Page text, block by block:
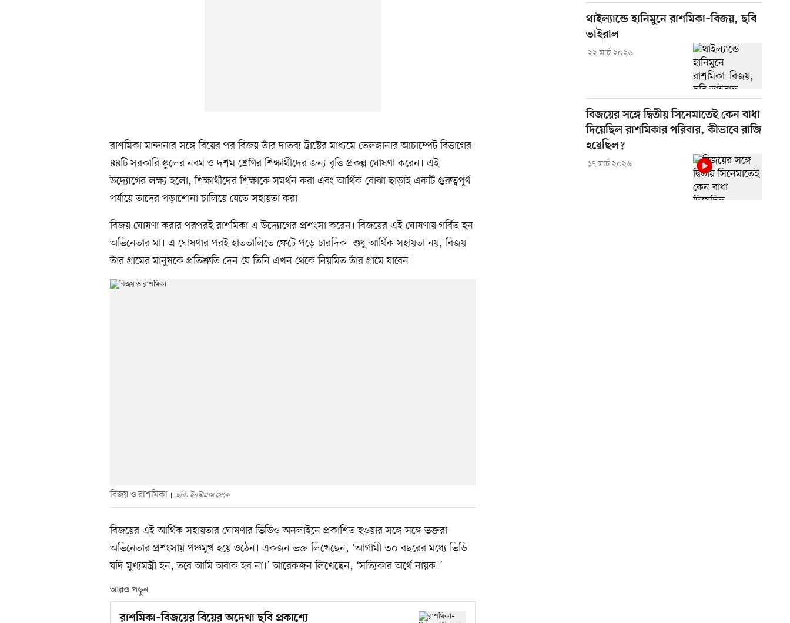
রাশমিকা মান্দানার সঙ্গে বিয়ের পর বিজয় তাঁর দাতব্য ট্রাস্টের মাধ্যমে তেলঙ্গানার আচাম্পেট বিভাগের
৪৪টি সরকারি স্কুলের নবম ও দশম শ্রেণির শিক্ষার্থীদের জন্য বৃত্তি প্রকল্প ঘোষণা করেন। এই
উদ্যোগের লক্ষ্য হলো, শিক্ষার্থীদের শিক্ষাকে সমর্থন করা এবং আর্থিক বোঝা ছাড়াই একটি গুরুত্বপূর্ণ
পর্যায়ে তাদের পড়াশোনা চালিয়ে যেতে সহায়তা করা।
বিজয় ঘোষণা করার পরপরই রাশমিকা এ উদ্যোগের প্রশংসা করেন। বিজয়ের এই ঘোষণায় গর্বিত হন
অভিনেতার মা। এ ঘোষণার পরই হাততালিতে ফেটে পড়ে চারদিক। শুধু আর্থিক সহায়তা নয়, বিজয়
তাঁর গ্রামের মানুষকে প্রতিশ্রুতি দেন যে তিনি এখন থেকে নিয়মিত তাঁর গ্রামে যাবেন।
বিজয় ও রাশমিকা ছবি: ইনস্টাগ্রাম থেকে
বিজয়ের এই আর্থিক সহায়তার ঘোষণার ভিডিও অনলাইনে প্রকাশিত হওয়ার সঙ্গে সঙ্গে ভক্তরা
অভিনেতার প্রশংসায় পঞ্চমুখ হয়ে ওঠেন। একজন ভক্ত লিখেছেন, ‘আগামী ৩০ বছরের মধ্যে ভিডি
যদি মুখ্যমন্ত্রী হন, তবে আমি অবাক হব না।’ আরেকজন লিখেছেন, ‘সত্যিকার অর্থে নায়ক।’
আরও পড়ুন
রাশমিকা–বিজয়ের বিয়ের অদেখা ছবি প্রকাশ্যে
থাইল্যান্ডে হানিমুনে রাশমিকা–বিজয়, ছবি
ভাইরাল
২২ মার্চ ২০২৬
বিজয়ের সঙ্গে দ্বিতীয় সিনেমাতেই কেন বাধা
দিয়েছিল রাশমিকার পরিবার, কীভাবে রাজি
হয়েছিল?
১৭ মার্চ ২০২৬